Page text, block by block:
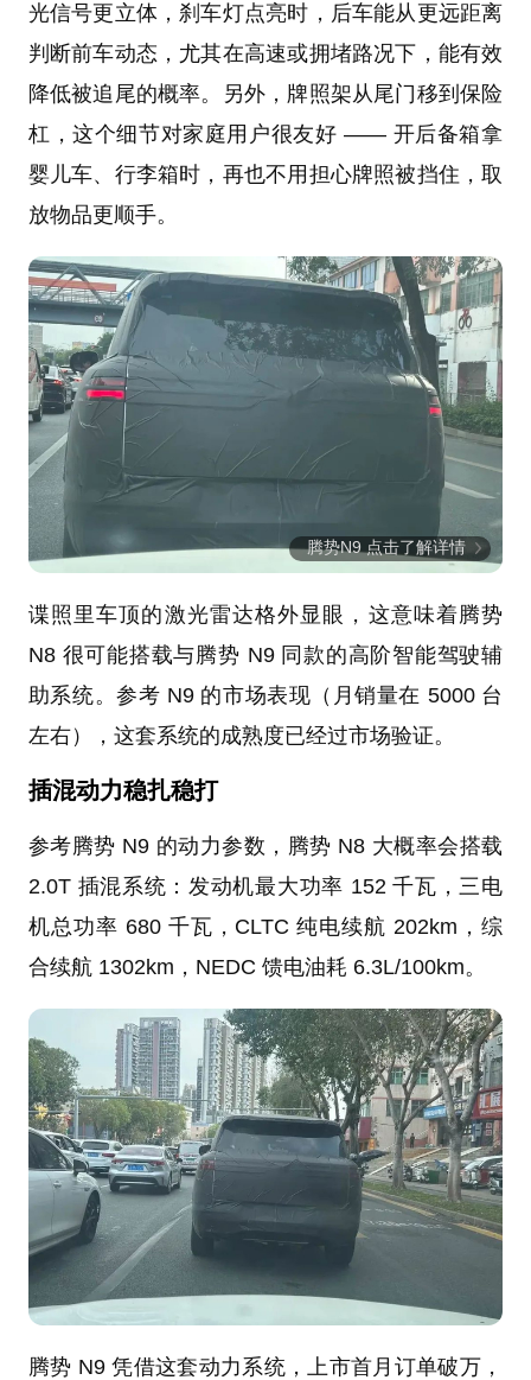
光信号更立体，刹车灯点亮时，后车能从更远距离
判断前车动态，尤其在高速或拥堵路况下，能有效
降低被追尾的概率。另外，牌照架从尾门移到保险
杠，这个细节对家庭用户很友好 —— 开后备箱拿
婴儿车、行李箱时，再也不用担心牌照被挡住，取
放物品更顺手。
腾势N9 点击了解详情
谍照里车顶的激光雷达格外显眼，这意味着腾势
N8 很可能搭载与腾势 N9 同款的高阶智能驾驶辅
助系统。参考 N9 的市场表现（月销量在 5000 台
左右），这套系统的成熟度已经过市场验证。
插混动力稳扎稳打
参考腾势 N9 的动力参数，腾势 N8 大概率会搭载
2.0T 插混系统：发动机最大功率 152 千瓦，三电
机总功率 680 千瓦，CLTC 纯电续航 202km，综
合续航 1302km，NEDC 馈电油耗 6.3L/100km。
腾势 N9 凭借这套动力系统，上市首月订单破万，